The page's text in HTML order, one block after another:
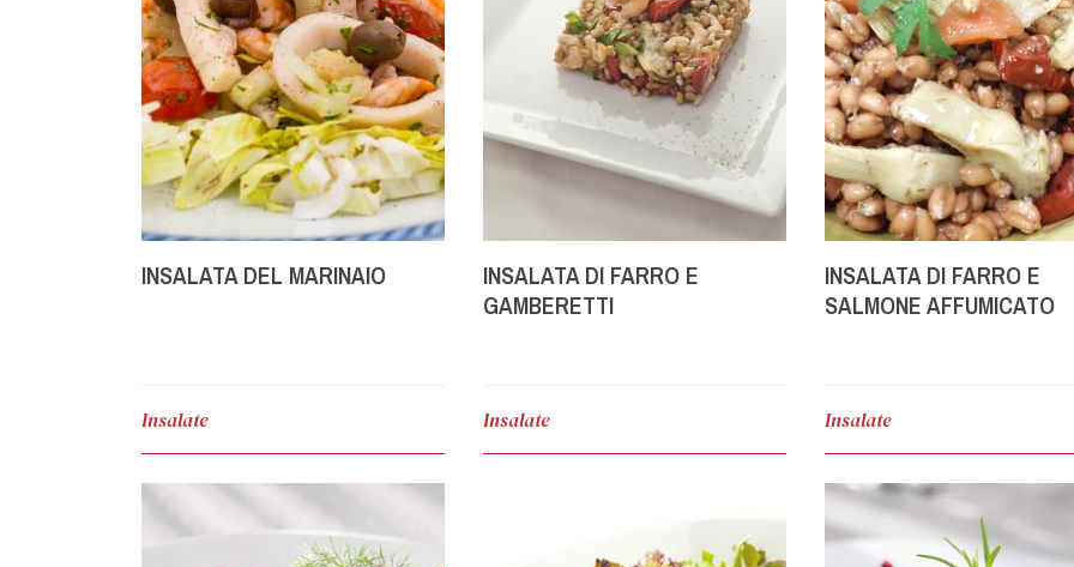
INSALATA DEL MARINAIO
Insalate
INSALATA DI FARRO E
GAMBERETTI
Insalate
INSALATA DI FARRO E
SALMONE AFFUMICATO
Insalate